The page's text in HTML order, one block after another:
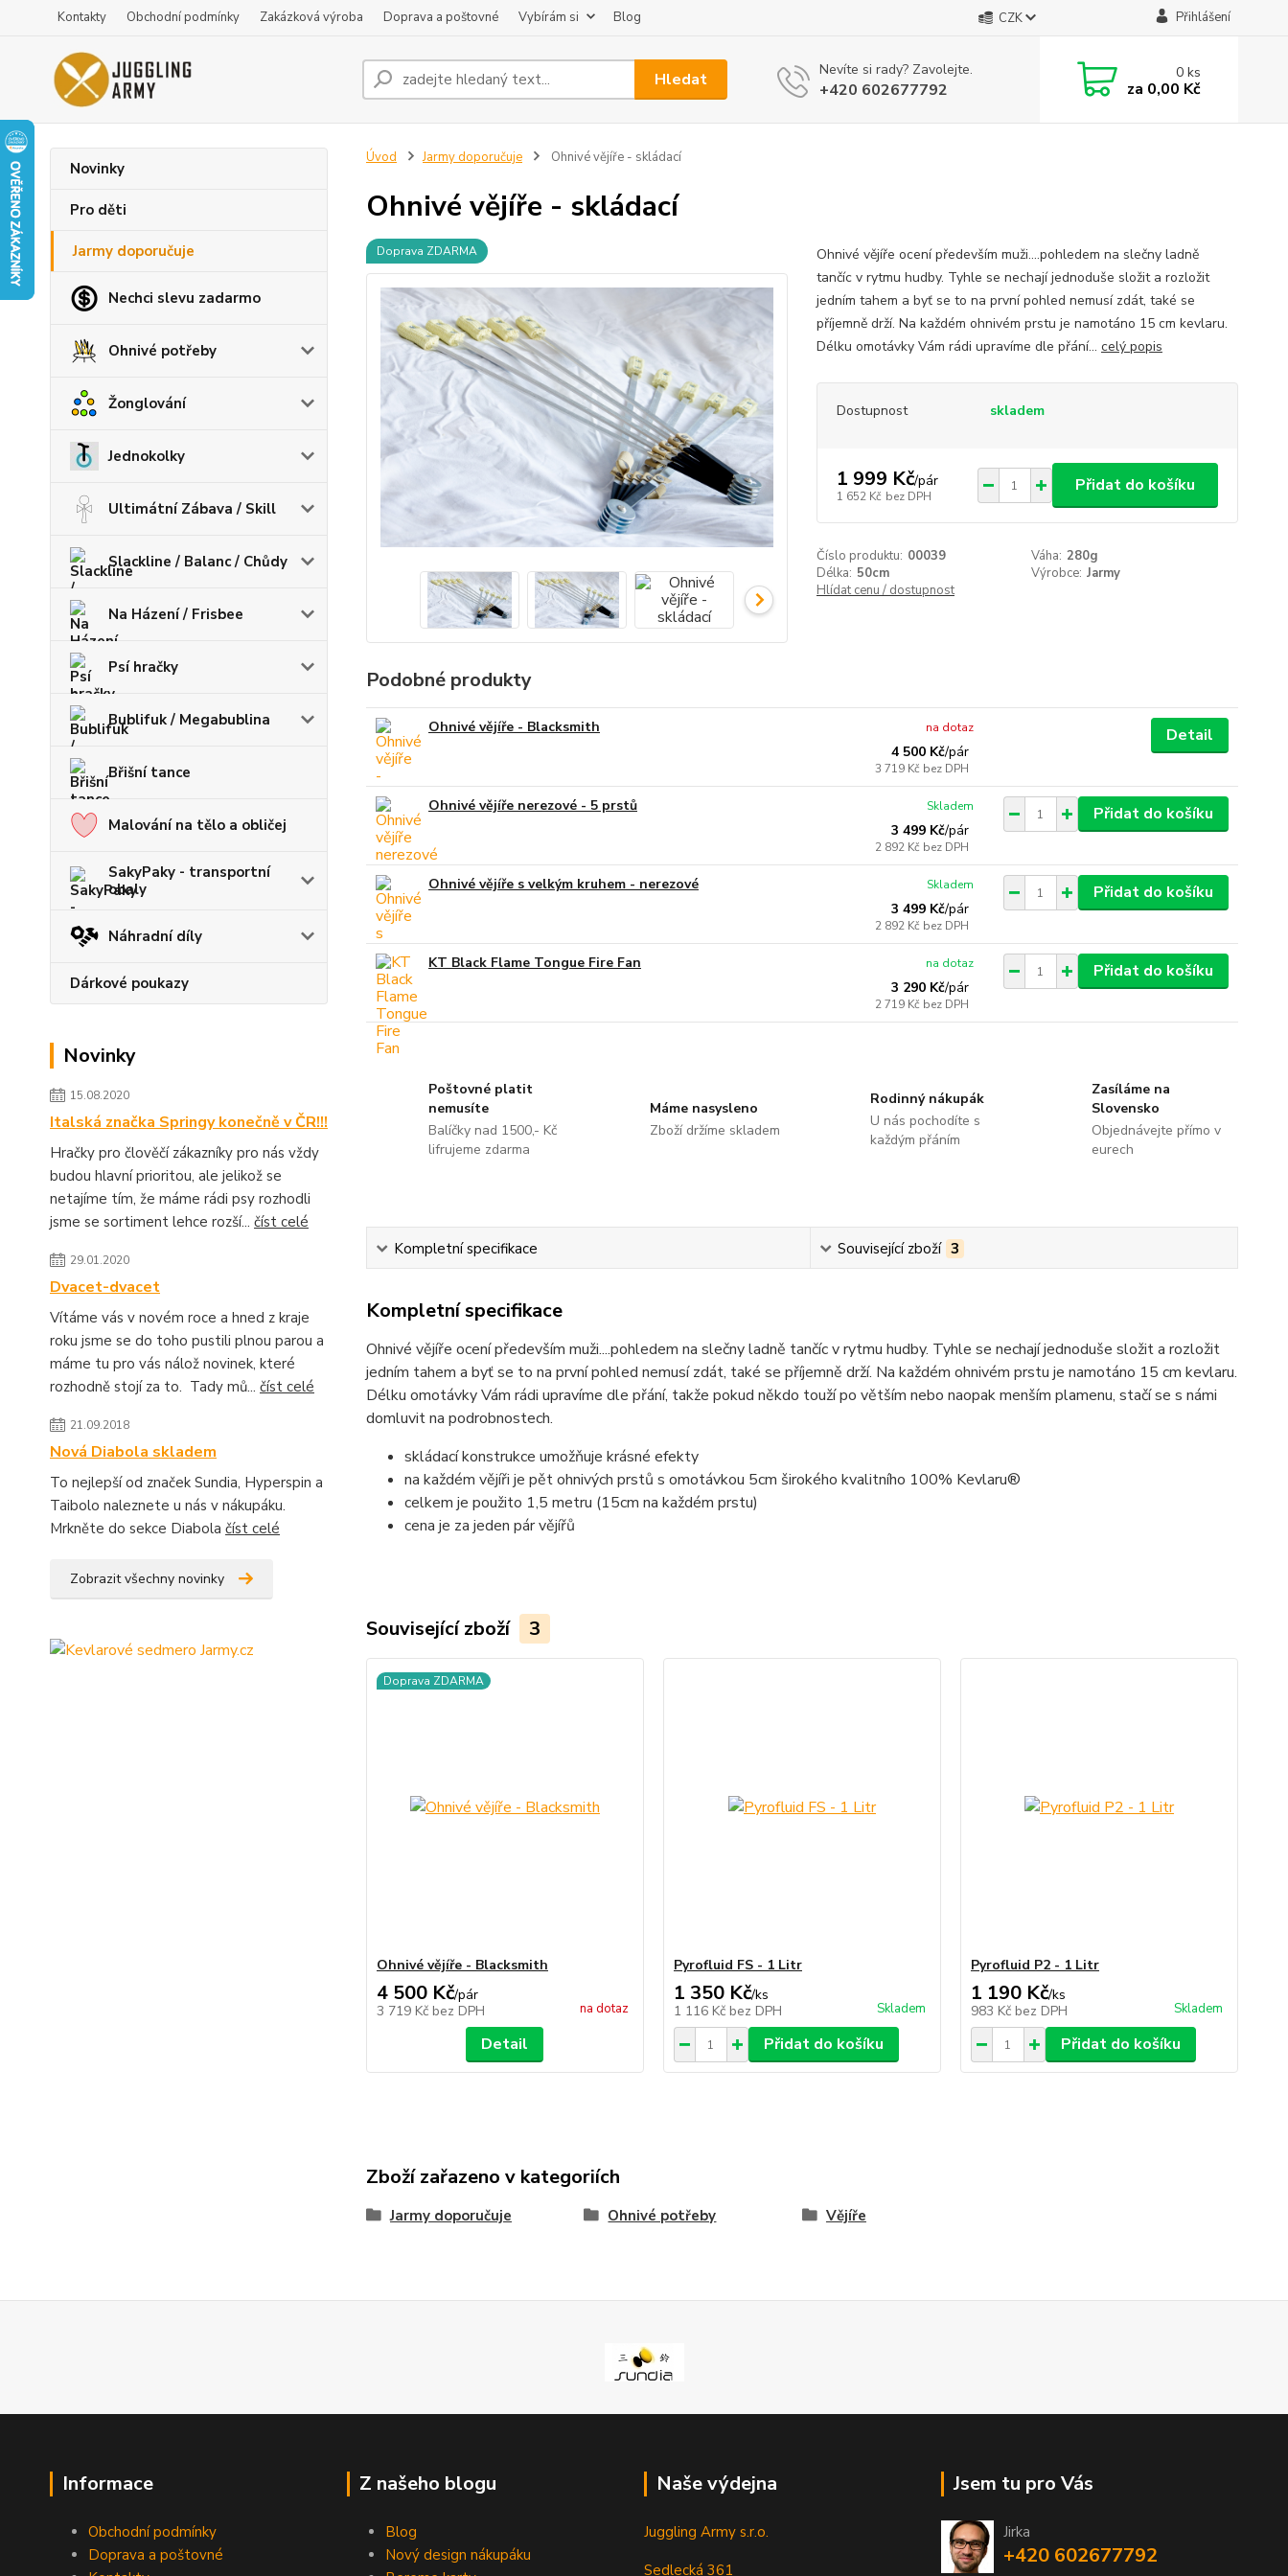
Kontakty Obchodní podmínky Zakázková výroba Doprava a poštovné Vybírám si Blog CZK Přihlášení
Hledat Nevíte si rady? Zavolejte.
+420 602677792
0ks
za 0,00 Kč
Novinky
Pro děti
Jarmy doporučuje
Nechci slevu zadarmo
Ohnivé potřeby
Žonglování
Jednokolky
Ultimátní Zábava / Skill
Slackline / Balanc / Chůdy
Na Házení / Frisbee
Psí hračky
Bublifuk / Megabublina
Břišní tance
Malování na tělo a obličej
SakyPaky - transportní
obaly
Náhradní díly
Dárkové poukazy
Novinky
15.08.2020
Italská značka Springy konečně v ČR!!!
Hračky pro člověčí zákazníky pro nás vždy
budou hlavní prioritou, ale jelikož se
netajíme tím, že máme rádi psy rozhodli
jsme se sortiment lehce rozší... číst celé
29.01.2020
Dvacet-dvacet
Vítáme vás v novém roce a hned z kraje
roku jsme se do toho pustili plnou parou a
máme tu pro vás nálož novinek, které
rozhodně stojí za to. Tady mů... číst celé
21.09.2018
Nová Diabola skladem
To nejlepší od značek Sundia, Hyperspin a
Taibolo naleznete u nás v nákupáku.
Mrkněte do sekce Diabola číst celé
Zobrazit všechny novinky
Úvod Jarmy doporučuje Ohnivé vějíře - skládací
Ohnivé vějíře - skládací
Doprava ZDARMA
Ohnivé vějíře ocení především muži....pohledem na slečny ladně
tančíc v rytmu hudby. Tyhle se nechají jednoduše složit a rozložit
jedním tahem a byť se to na první pohled nemusí zdát, také se
příjemně drží. Na každém ohnivém prstu je namotáno 15 cm kevlaru.
Délku omotávky Vám rádi upravíme dle přání... celý popis
Dostupnost skladem
1 999 Kč/pár
1 652 Kč bez DPH
Přidat do košíku
Číslo produktu: 00039 Váha: 280g
Délka: 50cm Výrobce: Jarmy
Hlídat cenu / dostupnost
Podobné produkty
Ohnivé vějíře - Blacksmith
4 500 Kč/pár
3 719 Kč bez DPH
na dotaz Detail
Ohnivé vějíře nerezové - 5 prstů
3 499 Kč/pár
2 892 Kč bez DPH
Skladem Přidat do košíku
Ohnivé vějíře s velkým kruhem - nerezové
3 499 Kč/pár
2 892 Kč bez DPH
Skladem Přidat do košíku
KT Black Flame Tongue Fire Fan
3 290 Kč/pár
2 719 Kč bez DPH
na dotaz Přidat do košíku
Poštovné platit
nemusíte
Balíčky nad 1500,- Kč
lifrujeme zdarma
Máme nasysleno
Zboží držíme skladem
Rodinný nákupák
U nás pochodíte s
každým přáním
Zasíláme na
Slovensko
Objednávejte přímo v
eurech
Kompletní specifikace Související zboží 3
Kompletní specifikace
Ohnivé vějíře ocení především muži....pohledem na slečny ladně tančíc v rytmu hudby. Tyhle se nechají jednoduše složit a rozložit
jedním tahem a byť se to na první pohled nemusí zdát, také se příjemně drží. Na každém ohnivém prstu je namotáno 15 cm kevlaru.
Délku omotávky Vám rádi upravíme dle přání, takže pokud někdo touží po větším nebo naopak menším plamenu, stačí se s námi
domluvit na podrobnostech.
skládací konstrukce umožňuje krásné efekty
na každém vějíři je pět ohnivých prstů s omotávkou 5cm širokého kvalitního 100% Kevlaru®
celkem je použito 1,5 metru (15cm na každém prstu)
cena je za jeden pár vějířů
Související zboží 3
Doprava ZDARMA
Ohnivé vějíře - Blacksmith
4 500 Kč/pár
3 719 Kč bez DPH na dotaz
Detail
Pyrofluid FS - 1 Litr
1 350 Kč/ks
1 116 Kč bez DPH Skladem
Přidat do košíku
Pyrofluid P2 - 1 Litr
1 190 Kč/ks
983 Kč bez DPH Skladem
Přidat do košíku
Zboží zařazeno v kategoriích
Jarmy doporučuje Ohnivé potřeby Vějíře
Informace
Obchodní podmínky
Doprava a poštovné
Z našeho blogu
Blog
Nový design nákupáku
Naše výdejna
Juggling Army s.r.o.
Sedlecká 361
Jsem tu pro Vás
Jirka
+420 602677792